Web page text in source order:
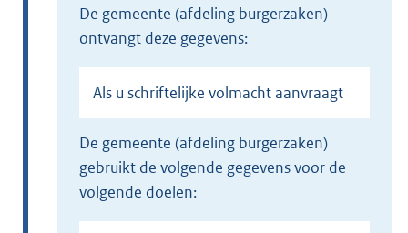
de gemeente (afdeling burgerzaken)
ontvangt deze gegevens:
Als u schriftelijke volmacht aanvraagt
de gemeente (afdeling burgerzaken)
gebruikt de volgende gegevens voor de
volgende doelen: